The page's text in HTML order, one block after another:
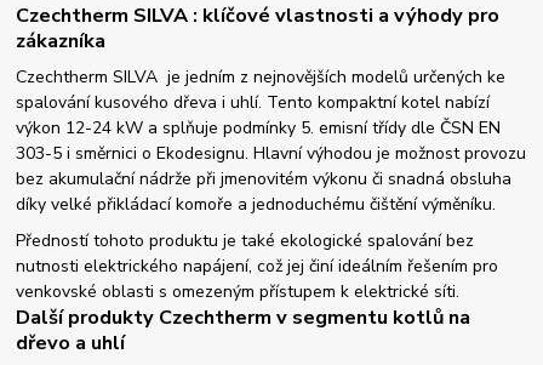
Czechtherm SILVA : klíčové vlastnosti a výhody pro
zákazníka
Czechtherm SILVA je jedním z nejnovějších modelů určených ke
spalování kusového dřeva i uhlí. Tento kompaktní kotel nabízí
výkon 12-24 kW a splňuje podmínky 5. emisní třídy dle ČSN EN
303-5 i směrnici o Ekodesignu. Hlavní výhodou je možnost provozu
bez akumulační nádrže při jmenovitém výkonu či snadná obsluha
díky velké přikládací komoře a jednoduchému čištění výměníku.
Předností tohoto produktu je také ekologické spalování bez
nutnosti elektrického napájení, což jej činí ideálním řešením pro
venkovské oblasti s omezeným přístupem k elektrické síti.
Další produkty Czechtherm v segmentu kotlů na
dřevo a uhlí